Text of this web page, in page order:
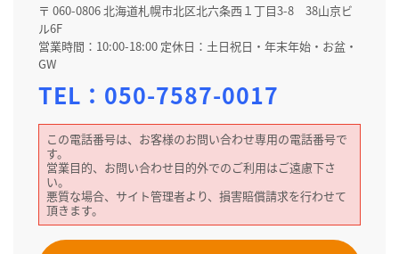
〒 060-0806 北海道札幌市北区北六条西１丁目3-8 38山京ビ
ル6F
営業時間：10:00-18:00 定休日：土日祝日・年末年始・お盆・
GW
TEL： 050-7587-0017
この電話番号は、お客様のお問い合わせ専用の電話番号で
す。
営業目的、お問い合わせ目的外でのご利用はご遠慮下さ
い。
悪質な場合、サイト管理者より、損害賠償請求を行わせて
頂きます。